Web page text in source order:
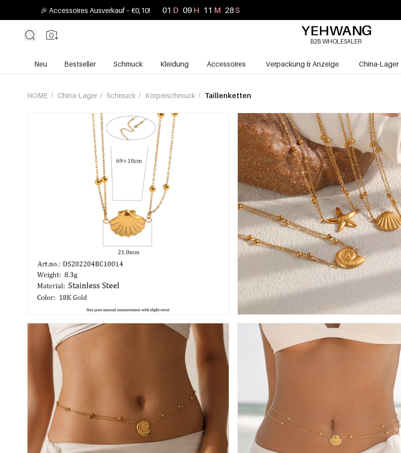
🎉 Accessoires Ausverkauf – €0,10! 01 D 09 H 11 M 26S
B2B WHOLESALER
Neu Bestseller Schmuck Kleidung Accessoires Verpackung & Anzeige China-Lager
HOME / China-Lager / Schmuck / Körperschmuck / Taillenketten